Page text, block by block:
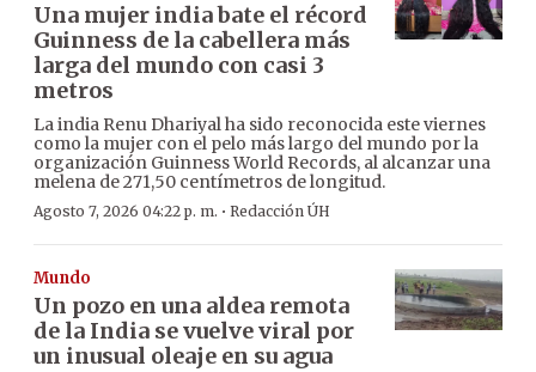
Una mujer india bate el récord
Guinness de la cabellera más
larga del mundo con casi 3
metros
La india Renu Dhariyal ha sido reconocida este viernes
como la mujer con el pelo más largo del mundo por la
organización Guinness World Records, al alcanzar una
melena de 271,50 centímetros de longitud.
Agosto 7, 2026 04:22 p. m. · Redacción ÚH
Mundo
Un pozo en una aldea remota
de la India se vuelve viral por
un inusual oleaje en su agua